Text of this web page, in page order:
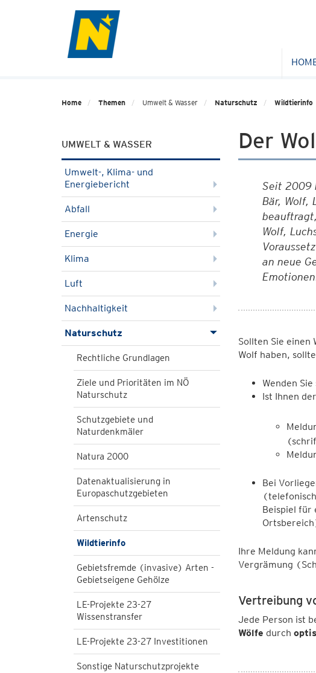
Home Themen Umwelt & Wasser Naturschutz Wildtierinfo
UMWELT & WASSER
Umwelt-, Klima- und
Energiebericht
Abfall
Energie
Klima
Luft
Nachhaltigkeit
Naturschutz
Rechtliche Grundlagen
Ziele und Prioritäten im NÖ
Naturschutz
Schutzgebiete und
Naturdenkmäler
Natura 2000
Datenaktualisierung in
Europaschutzgebieten
Artenschutz
Wildtierinfo
Gebietsfremde (invasive) Arten -
Gebietseigene Gehölze
LE-Projekte 23-27
Wissenstransfer
LE-Projekte 23-27 Investitionen
Sonstige Naturschutzprojekte
Der
Seit 2009
Bär, Wolf,
beauftragt,
Wolf,
an neue
Sollten Sie einen
Wolf haben,
Wenden
Ist Ihnen der
Bei
Beispiel für
Ihre Meldung
Vergrämung
Vertreibung
Jede Person ist
Wölfe durch